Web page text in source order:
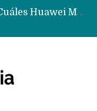
Data Centers de Huawei en Chile, México, Brasil,Perú y Argentina podrían verse afectados por arremetida de EE.UU